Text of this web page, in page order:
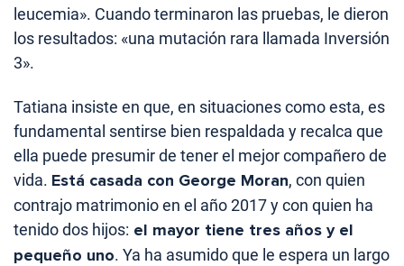
leucemia». Cuando terminaron las pruebas, le dieron
los resultados: «una mutación rara llamada Inversión
3».
Tatiana insiste en que, en situaciones como esta, es
fundamental sentirse bien respaldada y recalca que
ella puede presumir de tener el mejor compañero de
vida. Está casada con George Moran, con quien
contrajo matrimonio en el año 2017 y con quien ha
tenido dos hijos: el mayor tiene tres años y el
pequeño uno. Ya ha asumido que le espera un largo